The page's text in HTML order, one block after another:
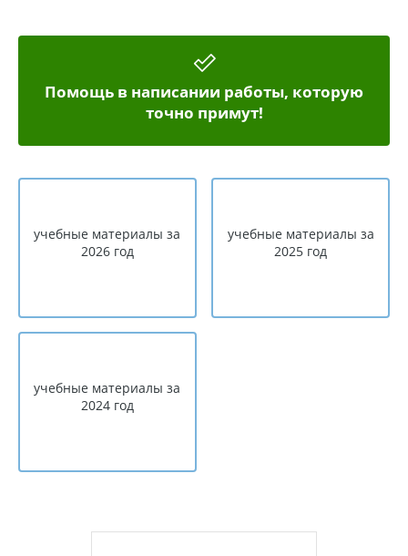
Помощь в написании работы, которую
точно примут!
учебные материалы за
2026 год
учебные материалы за
2025 год
учебные материалы за
2024 год